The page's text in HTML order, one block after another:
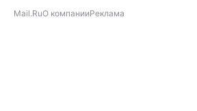
Mail.RuО компанииРеклама